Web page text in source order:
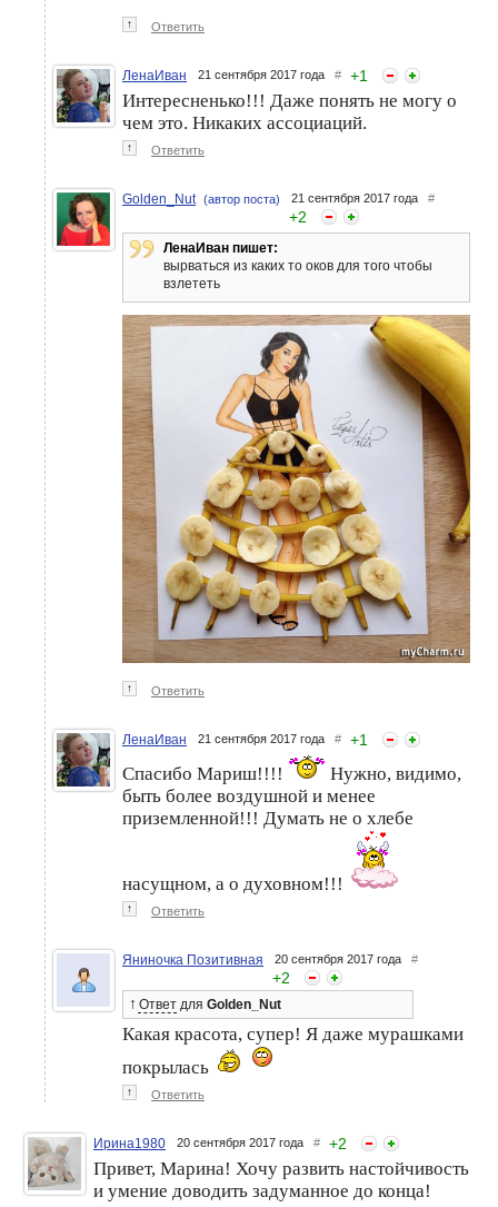
↑ Ответить
ЛенаИван 21 сентября 2017 года # +1
Интересненько!!! Даже понять не могу о
чем это. Никаких ассоциаций.
↑ Ответить
Golden_Nut (автор поста) 21 сентября 2017 года #
+2
ЛенаИван пишет:
вырваться из каких то оков для того чтобы
взлететь
↑ Ответить
ЛенаИван 21 сентября 2017 года # +1
Спасибо Мариш!!!!
Нужно, видимо,
быть более воздушной и менее
приземленной!!! Думать не о хлебе
насущном, а о духовном!!!
↑ Ответить
Яниночка Позитивная 20 сентября 2017 года #
+2
↑ Ответ для Golden_Nut
Какая красота, супер! Я даже мурашками
покрылась
↑ Ответить
Ирина1980 20 сентября 2017 года # +2
Привет, Марина! Хочу развить настойчивость
и умение доводить задуманное до конца!